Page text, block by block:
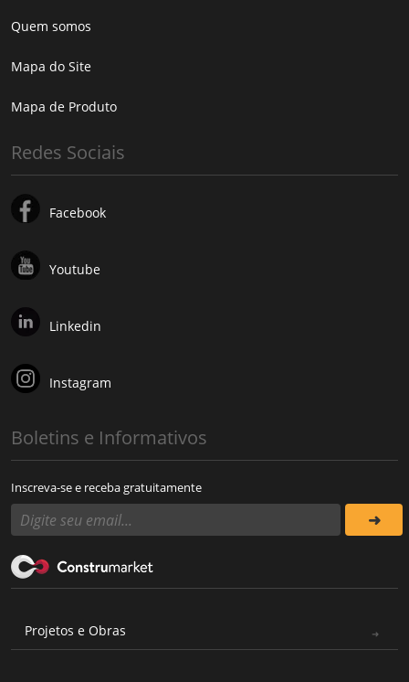
Quem somos
Mapa do Site
Mapa de Produto
Redes Sociais
Facebook
Youtube
Linkedin
Instagram
Boletins e Informativos
Inscreva-se e receba gratuitamente
Projetos e Obras